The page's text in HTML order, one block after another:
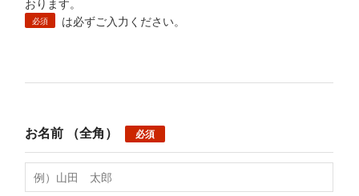
おります。
必須 は必ずご入力ください。
お名前 （全角） 必須